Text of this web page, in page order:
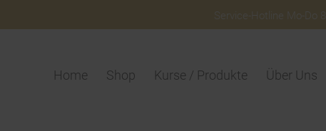
Service-Hotline Mo-Do
Home Shop Kurse / Produkte Über Uns